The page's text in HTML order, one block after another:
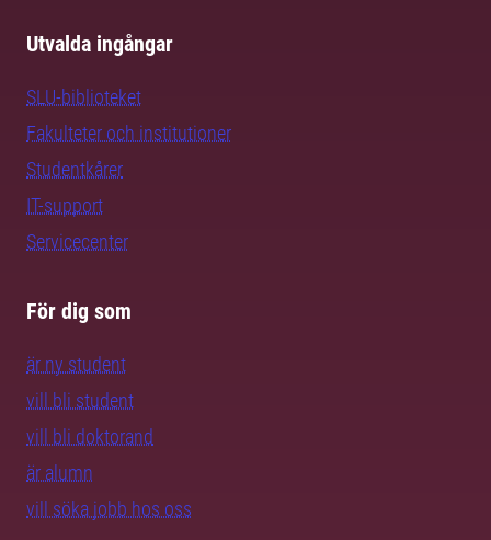
Utvalda ingångar
SLU-biblioteket
Fakulteter och institutioner
Studentkårer
IT-support
Servicecenter
För dig som
är ny student
vill bli student
vill bli doktorand
är alumn
vill söka jobb hos oss